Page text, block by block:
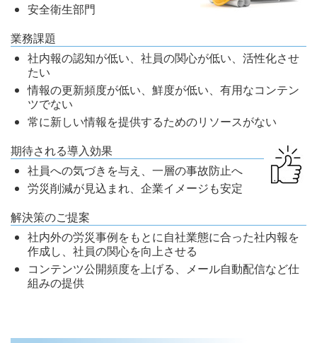
安全衛生部門
業務課題
社内報の認知が低い、社員の関心が低い、活性化させ
たい
情報の更新頻度が低い、鮮度が低い、有用なコンテン
ツでない
常に新しい情報を提供するためのリソースがない
期待される導入効果
社員への気づきを与え、一層の事故防止へ
労災削減が見込まれ、企業イメージも安定
解決策のご提案
社内外の労災事例をもとに自社業態に合った社内報を
作成し、社員の関心を向上させる
コンテンツ公開頻度を上げる、メール自動配信など仕
組みの提供